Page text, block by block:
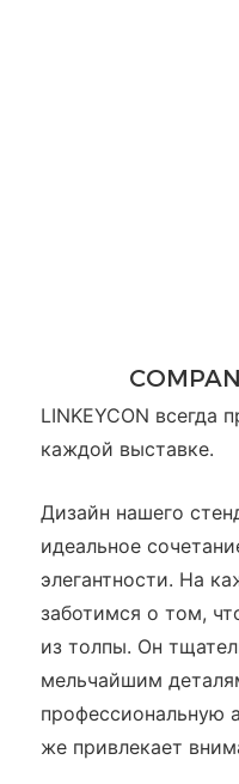
LINKEYCON всегда
каждой выставке.
Дизайн нашего
идеальное
элегантности. На
заботимся о том,
из толпы. Он
мельчайшим
профессиональную
же привлекает